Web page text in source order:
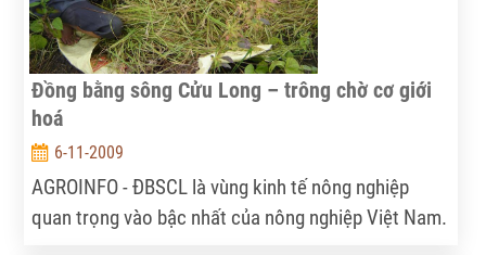
Đồng bằng sông Cửu Long – trông chờ cơ giới
hoá
6-11-2009
AGROINFO - ĐBSCL là vùng kinh tế nông nghiệp
quan trọng vào bậc nhất của nông nghiệp Việt Nam.